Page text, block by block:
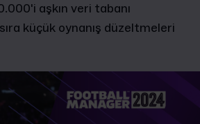
aşkın veri tabanı
küçük oynanış düzeltmeleri